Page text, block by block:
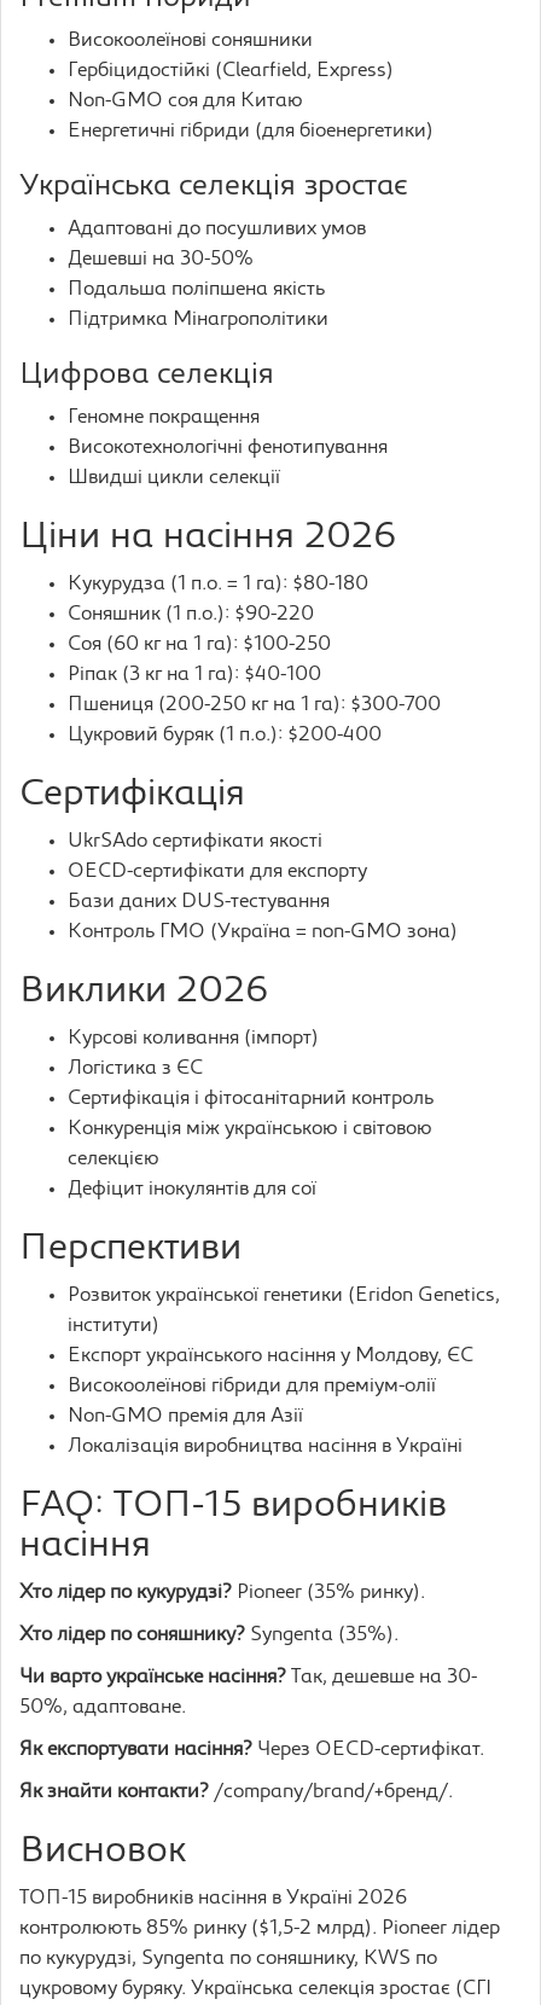
Високоолеїнові соняшники
Гербіцидостійкі (Clearfield, Express)
Non-GMO соя для Китаю
Енергетичні гібриди (для біоенергетики)
Українська селекція зростає
Адаптовані до посушливих умов
Дешевші на 30-50%
Подальша поліпшена якість
Підтримка Мінагрополітики
Цифрова селекція
Геномне покращення
Високотехнологічні фенотипування
Швидші цикли селекції
Ціни на насіння 2026
Кукурудза (1 п.о. = 1 га): $80-180
Соняшник (1 п.о.): $90-220
Соя (60 кг на 1 га): $100-250
Ріпак (3 кг на 1 га): $40-100
Пшениця (200-250 кг на 1 га): $300-700
Цукровий буряк (1 п.о.): $200-400
Сертифікація
UkrSAdo сертифікати якості
OECD-сертифікати для експорту
Бази даних DUS-тестування
Контроль ГМО (Україна = non-GMO зона)
Виклики 2026
Курсові коливання (імпорт)
Логістика з ЄС
Сертифікація і фітосанітарний контроль
Конкуренція між українською і світовою
селекцією
Дефіцит інокулянтів для сої
Перспективи
Розвиток української генетики (Eridon Genetics,
інститути)
Експорт українського насіння у Молдову, ЄС
Високоолеїнові гібриди для преміум-олії
Non-GMO премія для Азії
Локалізація виробництва насіння в Україні
FAQ: ТОП-15 виробників
насіння
Хто лідер по кукурудзі? Pioneer (35% ринку).
Хто лідер по соняшнику? Syngenta (35%).
Чи варто українське насіння? Так, дешевше на 30-
50%, адаптоване.
Як експортувати насіння? Через OECD-сертифікат.
Як знайти контакти? /company/brand/+бренд/.
Висновок
ТОП-15 виробників насіння в Україні 2026
контролюють 85% ринку ($1,5-2 млрд). Pioneer лідер
по кукурудзі, Syngenta по соняшнику, KWS по
цукровому буряку. Українська селекція зростає (СГІ